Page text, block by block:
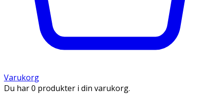
Varukorg
Du har 0 produkter i din varukorg.